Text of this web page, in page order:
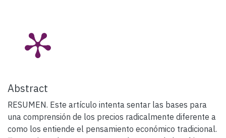
Abstract
RESUMEN. Este artículo intenta sentar las bases para
una comprensión de los precios radicalmente diferente a
como los entiende el pensamiento económico tradicional.